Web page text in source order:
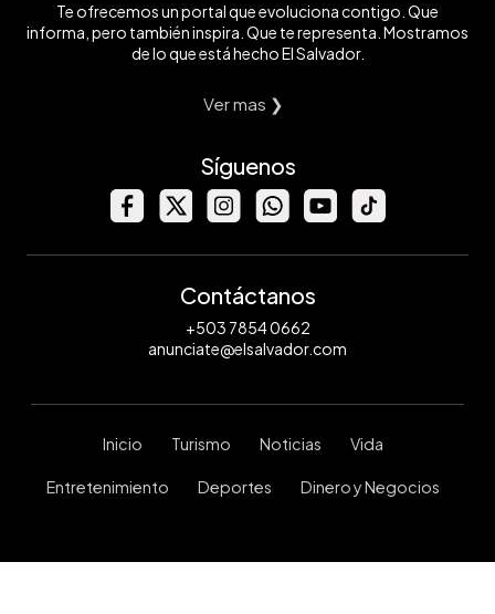
Te ofrecemos un portal que evoluciona contigo. Que
informa, pero también inspira. Que te representa. Mostramos
de lo que está hecho El Salvador.
Ver mas ❯
Síguenos
Contáctanos
+503 7854 0662
anunciate@elsalvador.com
Inicio Turismo Noticias Vida
Entretenimiento Deportes Dinero y Negocios